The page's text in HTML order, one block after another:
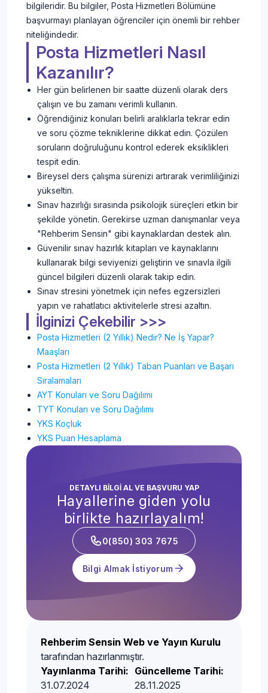
bilgileridir. Bu bilgiler, Posta Hizmetleri Bölümüne
başvurmayı planlayan öğrenciler için önemli bir rehber
niteliğindedir.
Posta Hizmetleri Nasıl
Kazanılır?
Her gün belirlenen bir saatte düzenli olarak ders
çalışın ve bu zamanı verimli kullanın.
Öğrendiğiniz konuları belirli aralıklarla tekrar edin
ve soru çözme tekniklerine dikkat edin. Çözülen
soruların doğruluğunu kontrol ederek eksiklikleri
tespit edin.
Bireysel ders çalışma sürenizi artırarak verimliliğinizi
yükseltin.
Sınav hazırlığı sırasında psikolojik süreçleri etkin bir
şekilde yönetin. Gerekirse uzman danışmanlar veya
"Rehberim Sensin" gibi kaynaklardan destek alın.
Güvenilir sınav hazırlık kitapları ve kaynaklarını
kullanarak bilgi seviyenizi geliştirin ve sınavla ilgili
güncel bilgileri düzenli olarak takip edin.
Sınav stresini yönetmek için nefes egzersizleri
yapın ve rahatlatıcı aktivitelerle stresi azaltın.
İlginizi Çekebilir >>>
Posta Hizmetleri (2 Yıllık) Nedir? Ne İş Yapar?
Maaşları
Posta Hizmetleri (2 Yıllık) Taban Puanları ve Başarı
Sıralamaları
AYT Konuları ve Soru Dağılımı
TYT Konuları ve Soru Dağılımı
YKS Koçluk
YKS Puan Hesaplama
DETAYLI BİLGİ AL VE BAŞVURU YAP
Hayallerine giden yolu
birlikte hazırlayalım!
0(850) 303 7675
Bilgi Almak İstiyorum
Rehberim Sensin Web ve Yayın Kurulu
tarafından hazırlanmıştır.
Yayınlanma Tarihi:
31.07.2024
Güncelleme Tarihi:
28.11.2025